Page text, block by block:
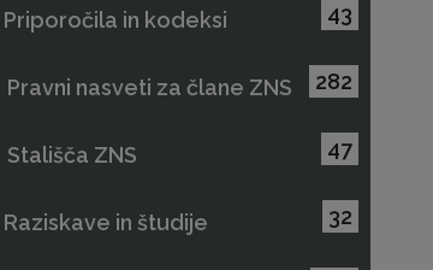
Priporočila in kodeksi 43
Pravni nasveti za člane ZNS 282
Stališča ZNS 47
Raziskave in študije 32